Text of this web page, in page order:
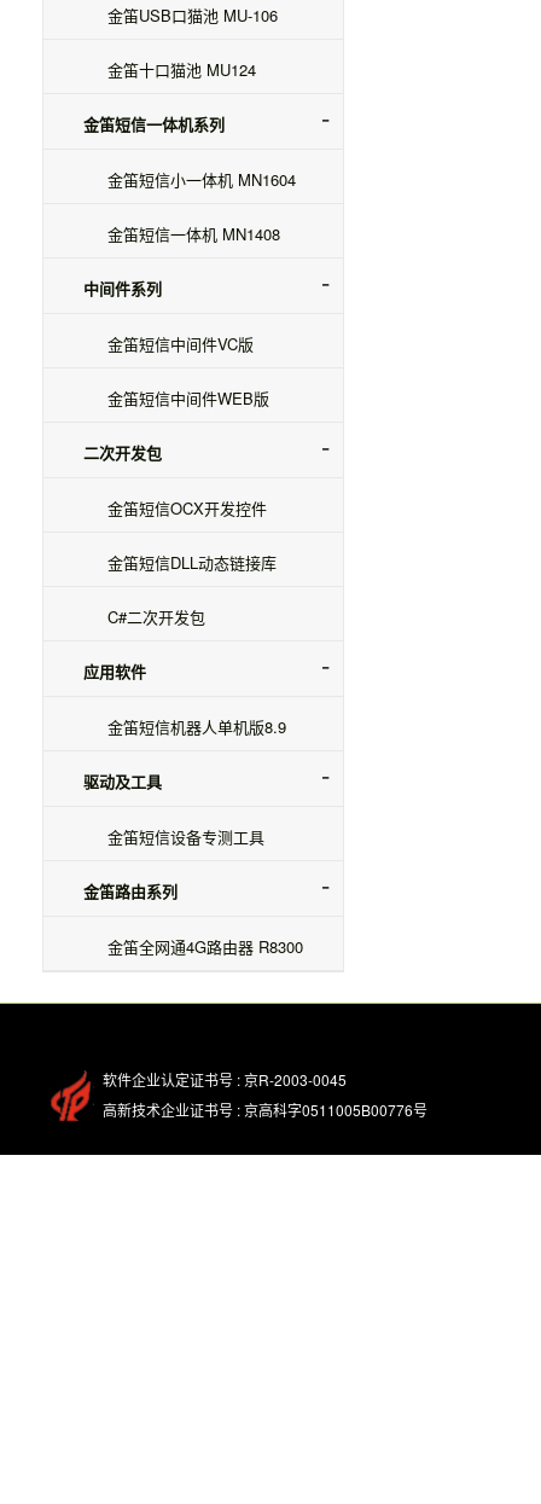
金笛USB口猫池 MU-106
金笛十口猫池 MU124
金笛短信一体机系列
金笛短信小一体机 MN1604
金笛短信一体机 MN1408
中间件系列
金笛短信中间件VC版
金笛短信中间件WEB版
二次开发包
金笛短信OCX开发控件
金笛短信DLL动态链接库
C#二次开发包
应用软件
金笛短信机器人单机版8.9
驱动及工具
金笛短信设备专测工具
金笛路由系列
金笛全网通4G路由器 R8300
软件企业认定证书号 : 京R-2003-0045
高新技术企业证书号 : 京高科字0511005B00776号